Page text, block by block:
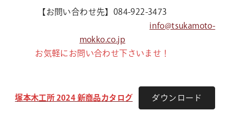
【お問い合わせ先】084-922-3473
info@tsukamoto-
mokko.co.jp
お気軽にお問い合わせ下さいませ！
塚本木工所 2024 新商品カタログ ダウンロード